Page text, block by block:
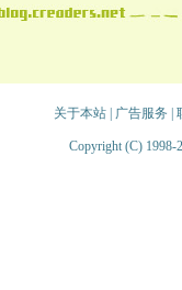
关于本站| 广告服务
Copyright (C) 1998-